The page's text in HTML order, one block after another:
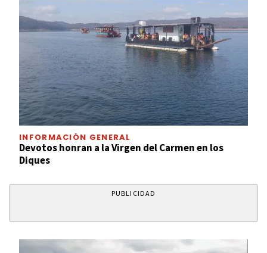
INFORMACIÓN GENERAL
Devotos honran a la Virgen del Carmen en los
Diques
PUBLICIDAD